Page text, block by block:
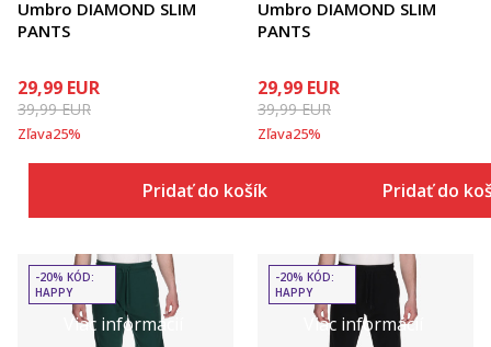
Umbro DIAMOND SLIM
PANTS
29,99 EUR
39,99EUR
Zľava25%
Pridať do košíka
Umbro DIAMOND SLIM
PANTS
29,99 EUR
39,99EUR
Zľava25%
Pridať do
Viac informácií
-20% KÓD:
HAPPY
Viac informácií
-20% KÓD:
HAPPY